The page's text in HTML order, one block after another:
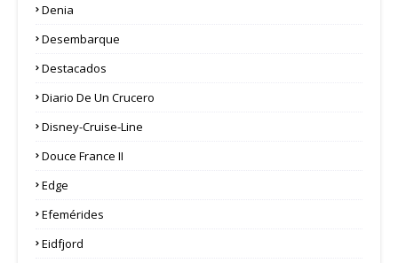
Denia
Desembarque
Destacados
Diario De Un Crucero
Disney-Cruise-Line
Douce France II
Edge
Efemérides
Eidfjord